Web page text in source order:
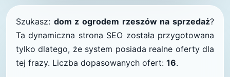
Szukasz: dom z ogrodem rzeszów na sprzedaż?
Ta dynamiczna strona SEO została przygotowana
tylko dlatego, że system posiada realne oferty dla
tej frazy. Liczba dopasowanych ofert: 16.